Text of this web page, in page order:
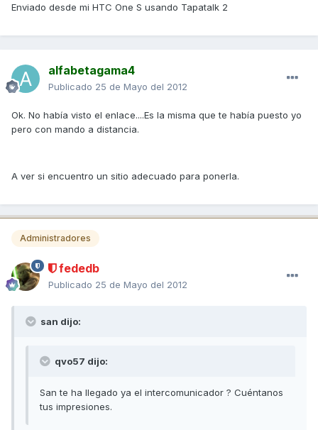
Enviado desde mi HTC One S usando Tapatalk 2
alfabetagama4
Publicado 25 de Mayo del 2012
Ok. No había visto el enlace....Es la misma que te había puesto yo
pero con mando a distancia.
A ver si encuentro un sitio adecuado para ponerla.
Administradores
fededb
Publicado 25 de Mayo del 2012
san dijo:
qvo57 dijo:
San te ha llegado ya el intercomunicador ? Cuéntanos
tus impresiones.